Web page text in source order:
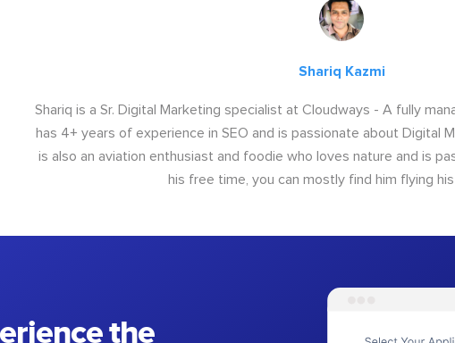
Shariq Kazmi
Shariq is a Sr. Digital Marketing specialist at Cloudways - A fully
has 4+ years of experience in SEO and is passionate about Digital
is also an aviation enthusiast and foodie who loves nature and is
his free time, you can mostly find him flying
the